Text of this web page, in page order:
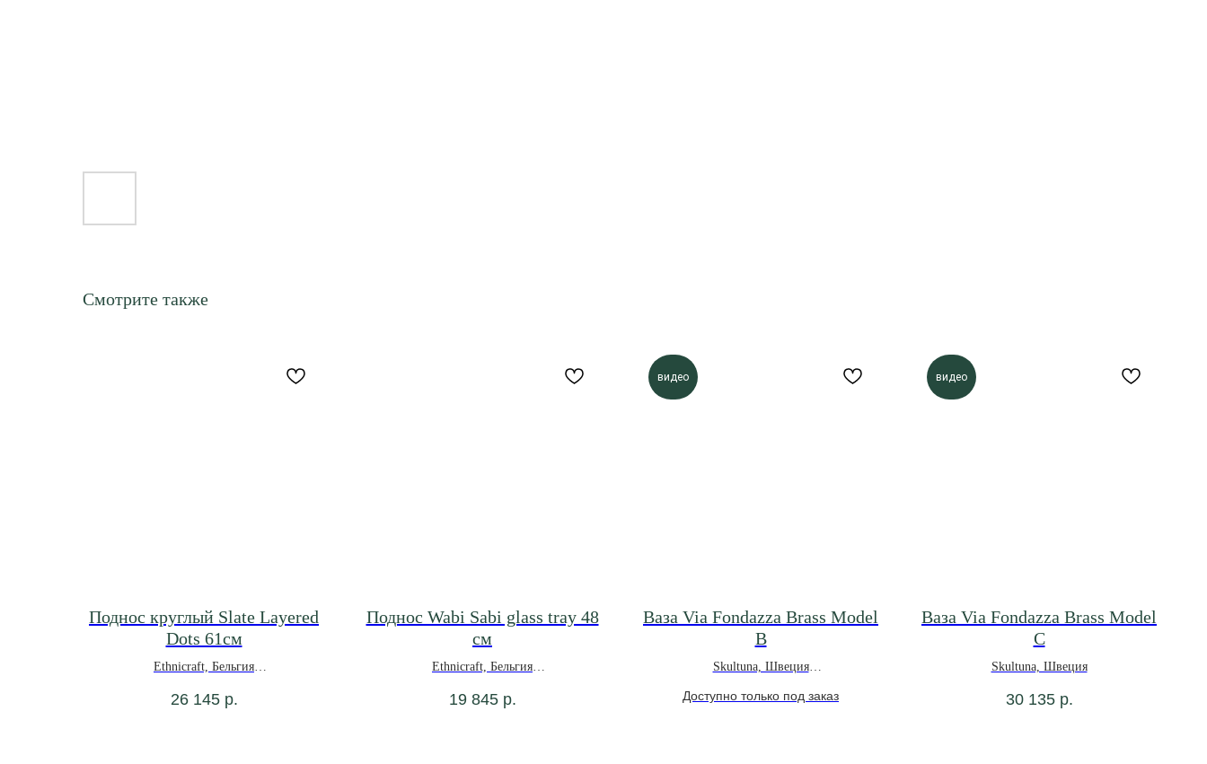
Смотрите также
Поднос круглый Slate Layered
Dots 61см
Ethnicraft, Бельгия
26 145 р.
Поднос Wabi Sabi glass tray 48
см
Ethnicraft, Бельгия
19 845 р.
видео
Ваза Via Fondazza Brass Model
B
Skultuna, Швеция
видео
Ваза Via Fondazza Brass Model
C
Skultuna, Швеция
30 135 р.